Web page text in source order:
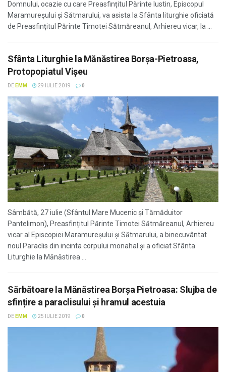
Domnului, ocazie cu care Preasfințitul Părinte Iustin, Episcopul
Maramureșului și Sătmarului, va asista la Sfânta liturghie oficiată
de Preasfințitul Părinte Timotei Sătmăreanul, Arhiereu vicar, la ...
Sfânta Liturghie la Mănăstirea Borșa-Pietroasa,
Protopopiatul Vișeu
DE EMM 29 IULIE 2019 0
Sâmbătă, 27 iulie (Sfântul Mare Mucenic și Tămăduitor
Pantelimon), Preasfințitul Părinte Timotei Sătmăreanul, Arhiereu
vicar al Episcopiei Maramureșului și Sătmarului, a binecuvântat
noul Paraclis din incinta corpului monahal și a oficiat Sfânta
Liturghie la Mănăstirea ...
Sărbătoare la Mănăstirea Borșa Pietroasa: Slujba de
sfințire a paraclisului și hramul acestuia
DE EMM 25 IULIE 2019 0